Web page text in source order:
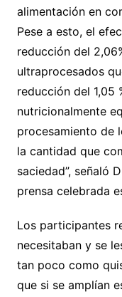
alimentación en
Pese a esto, el
reducción del
ultraprocesados
reducción del 1,05
nutricionalmente
procesamiento de
la cantidad que
saciedad”, señaló
prensa celebrada
Los participantes
necesitaban y se
tan poco como
que si se amplían